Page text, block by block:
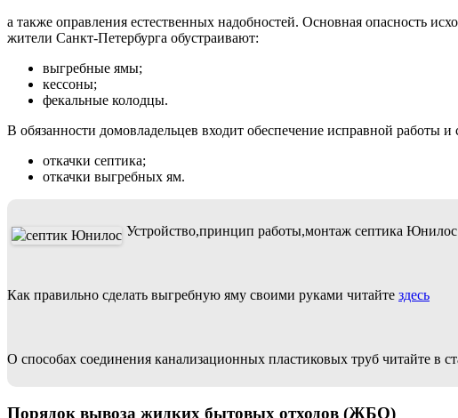
а также оправления естественных надобностей. Основная опасность
жители Санкт-Петербурга обустраивают:
выгребные ямы;
кессоны;
фекальные колодцы.
В обязанности домовладельцев входит обеспечение исправной работы и
откачки септика;
откачки выгребных ям.
Устройство,принцип работы,монтаж септика
Как правильно сделать выгребную яму своими руками читайте здесь
О способах соединения канализационных пластиковых труб читайте в
Порядок вывоза жидких бытовых отходов (ЖБО)